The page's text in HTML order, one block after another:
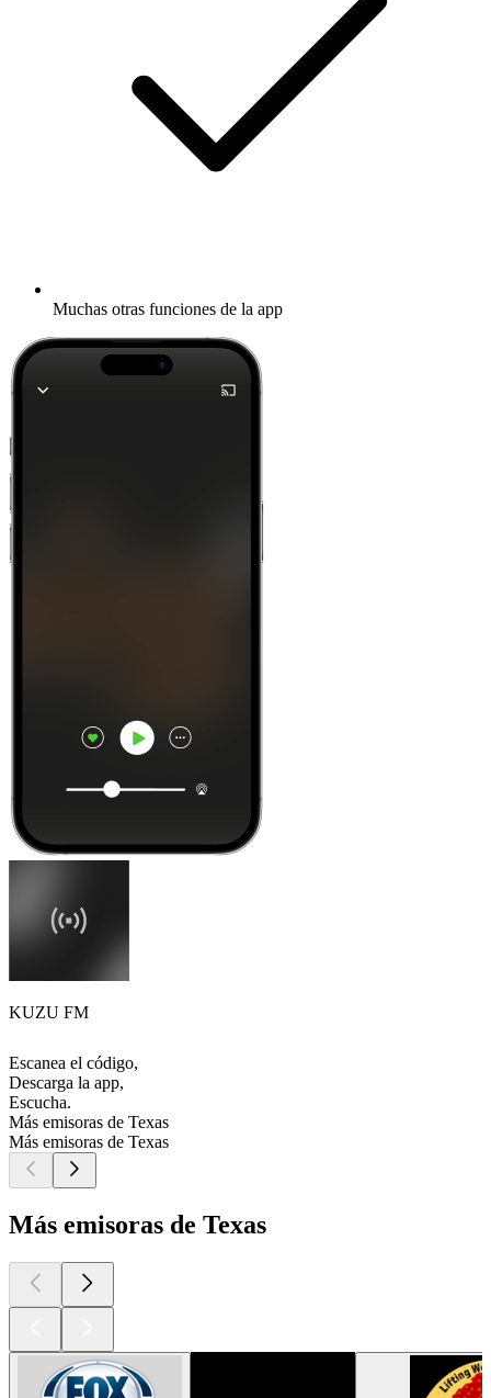
Muchas otras funciones de la app
KUZU FM
Escanea el código,
Descarga la app,
Escucha.
Más emisoras de Texas
Más emisoras de Texas
Más emisoras de Texas